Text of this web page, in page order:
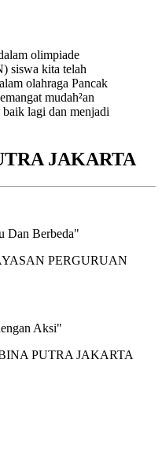
olimpiade
siswa kita telah
olahraga Pancak
mudah²an
lagi dan menjadi
JAKARTA
Dan Berbeda"
PERGURUAN
Aksi"
PUTRA JAKARTA